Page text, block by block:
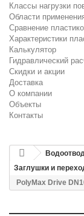
Классы нагрузки
Области
Сравнение
Характеристики
Калькулятор
Гидравлический
Скидки и акции
Доставка
О компании
Объекты
Контакты
Заглушки и
PolyMax Drive